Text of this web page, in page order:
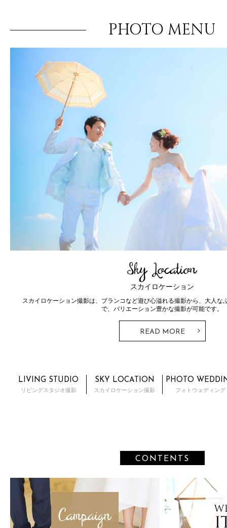
PHOTO MENU
Photo Wedding
Ceremony
フォトウェディング
ドレスとタキシード。ウェディングフォトではずすことのできないこのス
とTHE SKY WEDDINGならではの神前式・人前式が行えるプラ
LIVING STUDIO
リビングスタジオ撮影
SKY LOCATION
スカイロケーション撮影
PHOTO
フォトウェディング
CONTENTS